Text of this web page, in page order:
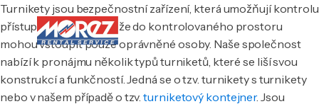
Turnikety jsou bezpečnostní zařízení, která umožňují kontrolu
přístupu, což znamená, že do kontrolovaného prostoru
mohou vstoupit pouze oprávněné osoby. Naše společnost
nabízí k pronájmu několik typů turniketů, které se liší svou
konstrukcí a funkčností. Jedná se o tzv. turnikety s turnikety
nebo v našem případě o tzv.turniketový kontejner. Jsou